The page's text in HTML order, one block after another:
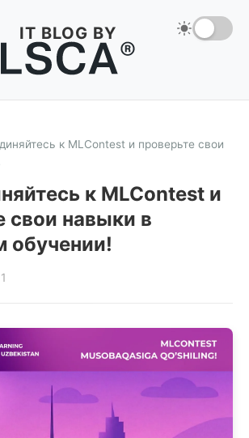
IT BLOG BY
к MLContest и проверьте свои
к MLContest и
свои навыки в
обучении!